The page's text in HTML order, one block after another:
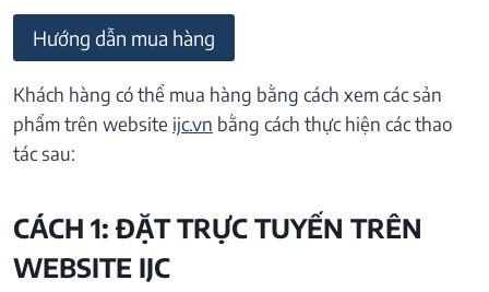
Hướng dẫn mua hàng
Khách hàng có thể mua hàng bằng cách xem các sản
phẩm trên website ijc.vn bằng cách thực hiện các thao
tác sau:
CÁCH 1: ĐẶT TRỰC TUYẾN TRÊN
WEBSITE IJC